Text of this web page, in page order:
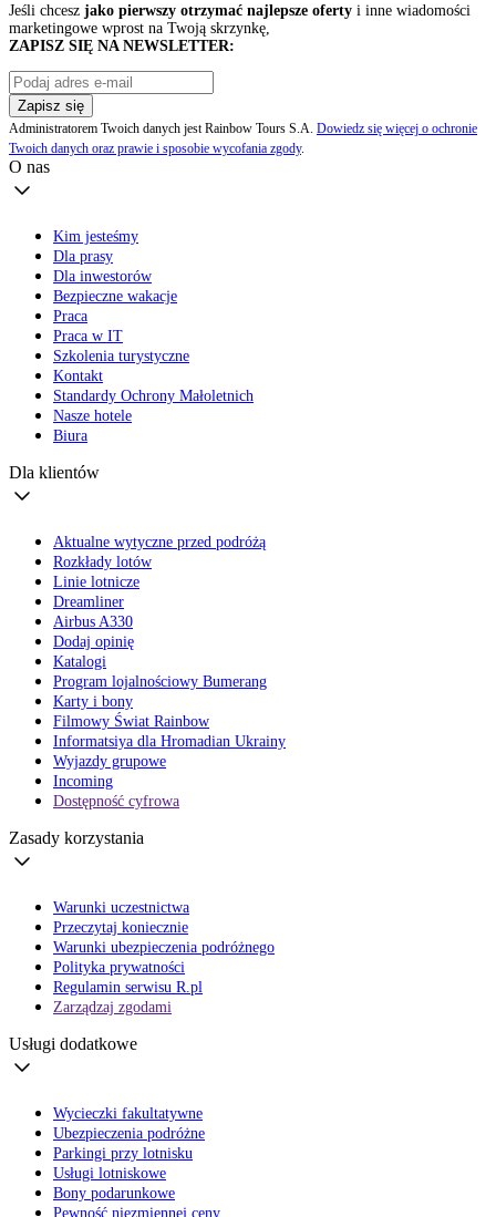
Jeśli chcesz jako pierwszy otrzymać najlepsze oferty i inne wiadomości
marketingowe wprost na Twoją skrzynkę,
ZAPISZ SIĘ NA NEWSLETTER:
Zapisz się
Administratorem Twoich danych jest Rainbow Tours S.A. Dowiedz się więcej o ochronie
Twoich danych oraz prawie i sposobie wycofania zgody.
O nas
Kim jesteśmy
Dla prasy
Dla inwestorów
Bezpieczne wakacje
Praca
Praca w IT
Szkolenia turystyczne
Kontakt
Standardy Ochrony Małoletnich
Nasze hotele
Biura
Dla klientów
Aktualne wytyczne przed podróżą
Rozkłady lotów
Linie lotnicze
Dreamliner
Airbus A330
Dodaj opinię
Katalogi
Program lojalnościowy Bumerang
Karty i bony
Filmowy Świat Rainbow
Informatsiya dla Hromadian Ukrainy
Wyjazdy grupowe
Incoming
Dostępność cyfrowa
Zasady korzystania
Warunki uczestnictwa
Przeczytaj koniecznie
Warunki ubezpieczenia podróżnego
Polityka prywatności
Regulamin serwisu R.pl
Zarządzaj zgodami
Usługi dodatkowe
Wycieczki fakultatywne
Ubezpieczenia podróżne
Parkingi przy lotnisku
Usługi lotniskowe
Bony podarunkowe
Pewność niezmiennej ceny